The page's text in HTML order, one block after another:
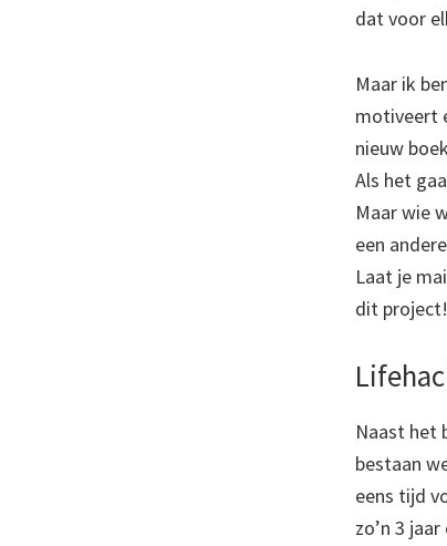
dat voor
Maar ik
motiveert
nieuw
Als het
Maar wie
een
Laat je
dit project!
Naast het
bestaan
eens tijd
zo’n 3